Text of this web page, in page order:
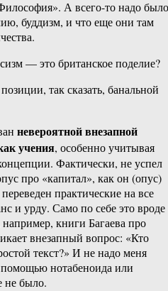
А всего-то надо было
буддизм, и что еще они там
— это британское поделие?
так сказать, банальной
невероятной внезапной
учения, особенно учитывая
Фактически, не успел
про «капитал», как он (опус)
практические на все
и урду. Само по себе это вроде
книги Багаева про
внезапный вопрос: «Кто
текст?» И не надо меня
помощью нотабеноида или
не было.